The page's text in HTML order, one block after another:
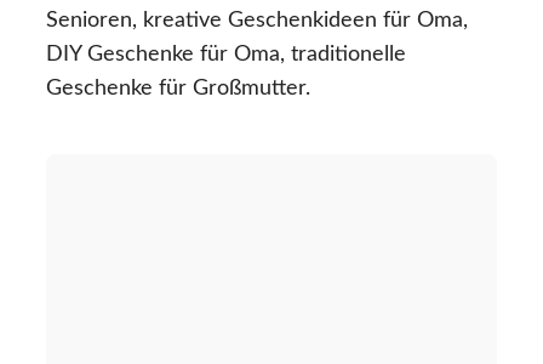
Senioren, kreative Geschenkideen für Oma,
DIY Geschenke für Oma, traditionelle
Geschenke für Großmutter.